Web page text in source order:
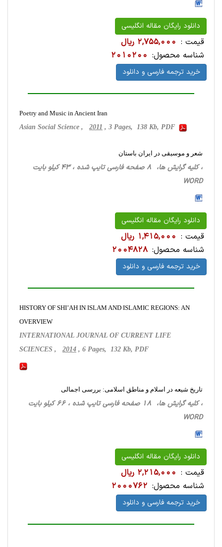
دانلود رایگان مقاله انگلیسی
قیمت : 2,755,000 ریال
شناسه محصول: 2010200
خرید ترجمه فارسی و دانلود
Poetry and Music in Ancient Iran
Asian Social Science , 2011 , 3 Pages, 138 Kb, PDF
شعر و موسیقی در ایران باستان
، کلیه گرایش ها، 8 صفحه فارسی تایپ شده ، 43 کیلو بایت
WORD
دانلود رایگان مقاله انگلیسی
قیمت : 1,415,000 ریال
شناسه محصول: 2004828
خرید ترجمه فارسی و دانلود
HISTORY OF SHI’AH IN ISLAM AND ISLAMIC REGIONS: AN
OVERVIEW
INTERNATIONAL JOURNAL OF CURRENT LIFE
SCIENCES , 2014 , 6 Pages, 132 Kb, PDF
تاریخ شیعه در اسلام و مناطق اسلامی: بررسی اجمالی
، کلیه گرایش ها، 18 صفحه فارسی تایپ شده ، 66 کیلو بایت
WORD
دانلود رایگان مقاله انگلیسی
قیمت : 2,215,000 ریال
شناسه محصول: 2000762
خرید ترجمه فارسی و دانلود